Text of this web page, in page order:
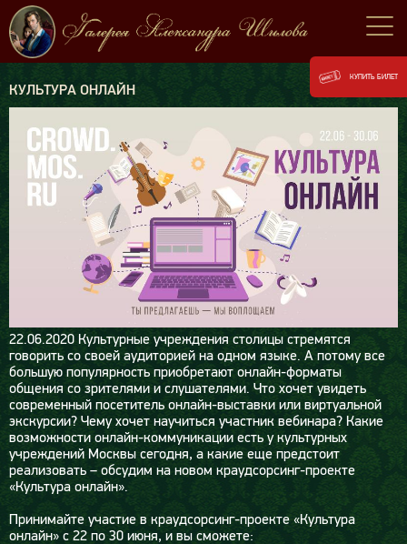
КУЛЬТУРА ОНЛАЙН
22.06.2020 Культурные учреждения столицы стремятся
говорить со своей аудиторией на одном языке. А потому все
большую популярность приобретают онлайн-форматы
общения со зрителями и слушателями. Что хочет увидеть
современный посетитель онлайн-выставки или виртуальной
экскурсии? Чему хочет научиться участник вебинара? Какие
возможности онлайн-коммуникации есть у культурных
учреждений Москвы сегодня, а какие еще предстоит
реализовать – обсудим на новом краудсорсинг-проекте
«Культура онлайн».
Принимайте участие в краудсорсинг-проекте «Культура
онлайн» с 22 по 30 июня, и вы сможете:
КУПИТЬ БИЛЕТ